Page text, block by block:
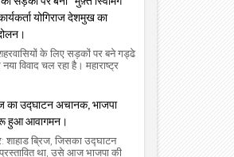
योगिराज देशमुख का
के लिए सड़कों पर बने गड्ढे
विवाद चल रहा है। महाराष्ट्र
का उद्घाटन अचानक, भाजपा
हुआ आवागमन।
शाहाड ब्रिज, जिसका उद्घाटन
था, उसे आज भाजपा की